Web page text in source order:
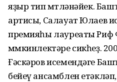
яҙыр тип өмөтләнәйек.
артисы, Салауат Юлаев
премияһы лауреаты
мөмкинлектәре сикһеҙ.
Ғәскәров исемендәге
бейеү ансамблен